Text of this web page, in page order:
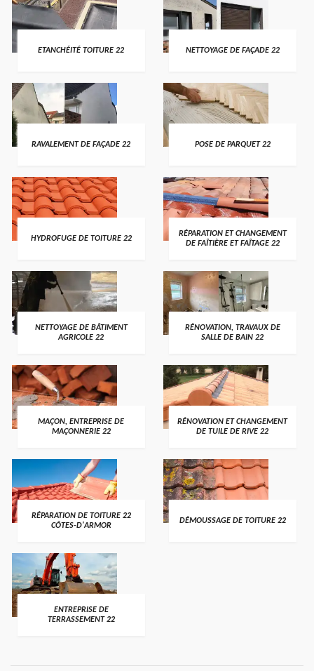
ETANCHÉITÉ TOITURE 22 NETTOYAGE DE FAÇADE 22
RAVALEMENT DE FAÇADE 22 POSE DE PARQUET 22
HYDROFUGE DE TOITURE 22
RÉPARATION ET CHANGEMENT
DE FAÎTIÈRE ET FAÎTAGE 22
NETTOYAGE DE BÂTIMENT
AGRICOLE 22
RÉNOVATION, TRAVAUX DE
SALLE DE BAIN 22
MAÇON, ENTREPRISE DE
MAÇONNERIE 22
RÉNOVATION ET CHANGEMENT
DE TUILE DE RIVE 22
RÉPARATION DE TOITURE 22
CÔTES-D'ARMOR
DÉMOUSSAGE DE TOITURE 22
ENTREPRISE DE
TERRASSEMENT 22